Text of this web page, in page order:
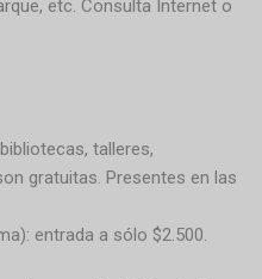
etc. Consulta Internet o
talleres,
gratuitas. Presentes en las
entrada a sólo $2.500.